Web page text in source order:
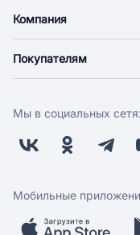
Компания
Новости
Поставщикам
Заводчикам
Обратная связь
Покупателям
Оплата
Бонусная программа
Скидки и акции
Мобильное
Мы в социальных
Мобильные